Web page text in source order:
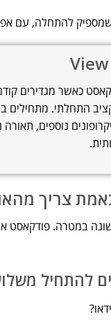
שמספיק להתחלה, עם
כאשר מגדירים
התחלתי. מתחילים
נוספים,
צריך
במטרה.